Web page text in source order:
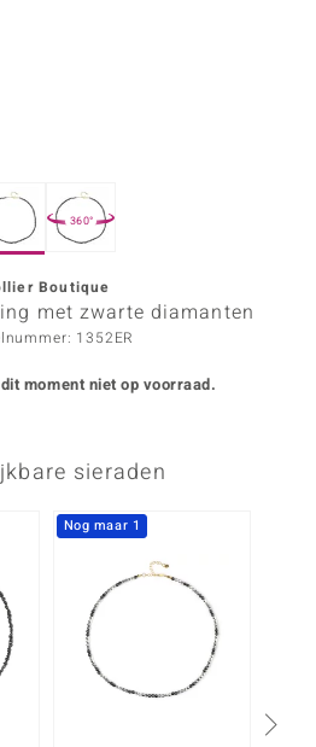
360°
Boutique
met zwarte diamanten
1352ER
moment niet op voorraad.
sieraden
Nog maar 1